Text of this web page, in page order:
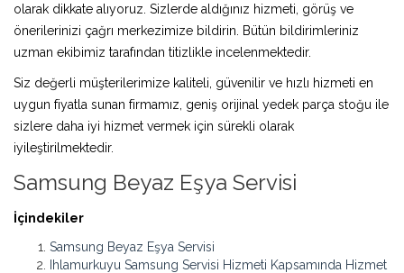
olarak dikkate alıyoruz. Sizlerde aldığınız hizmeti, görüş ve
önerilerinizi çağrı merkezimize bildirin. Bütün bildirimleriniz
uzman ekibimiz tarafından titizlikle incelenmektedir.
Siz değerli müşterilerimize kaliteli, güvenilir ve hızlı hizmeti en
uygun fiyatla sunan firmamız, geniş orijinal yedek parça stoğu ile
sizlere daha iyi hizmet vermek için sürekli olarak
iyileştirilmektedir.
Samsung Beyaz Eşya Servisi
İçindekiler
Samsung Beyaz Eşya Servisi
Ihlamurkuyu Samsung Servisi Hizmeti Kapsamında Hizmet